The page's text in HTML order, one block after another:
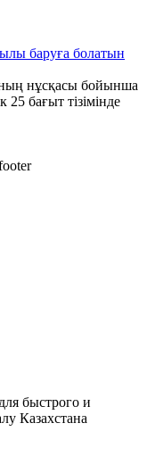
баруға болатын
нұсқасы бойынша
25 бағыт тізімінде
быстрого и
Казахстана